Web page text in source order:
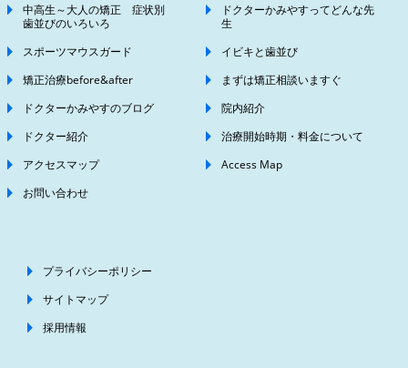
中高生～大人の矯正 症状別
歯並びのいろいろ
ドクターかみやすってどんな先
生
スポーツマウスガード
イビキと歯並び
矯正治療before&after
まずは矯正相談いますぐ
ドクターかみやすのブログ
院内紹介
ドクター紹介
治療開始時期・料金について
アクセスマップ
Access Map
お問い合わせ
プライバシーポリシー
サイトマップ
採用情報